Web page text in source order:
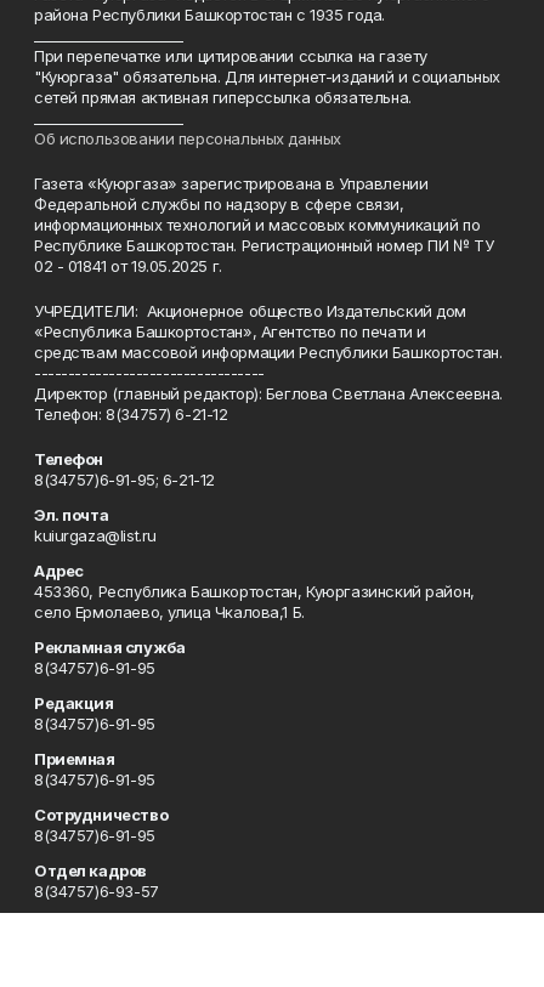
района Республики Башкортостан с 1935 года.
При перепечатке или цитировании ссылка на газету
"Куюргаза" обязательна. Для интернет-изданий и социальных
сетей прямая активная гиперссылка обязательна.
Об использовании персональных данных
Газета «Куюргаза» зарегистрирована в Управлении
Федеральной службы по надзору в сфере связи,
информационных технологий и массовых коммуникаций по
Республике Башкортостан. Регистрационный номер ПИ № ТУ
02 - 01841 от 19.05.2025 г.
УЧРЕДИТЕЛИ: Акционерное общество Издательский дом
«Республика Башкортостан», Агентство по печати и
средствам массовой информации Республики Башкортостан.
----------------------------------
Директор (главный редактор): Беглова Светлана Алексеевна.
Телефон: 8(34757) 6-21-12
Телефон
8(34757)6-91-95; 6-21-12
Эл. почта
kuiurgaza@list.ru
Адрес
453360, Республика Башкортостан, Куюргазинский район,
село Ермолаево, улица Чкалова,1 Б.
Рекламная служба
8(34757)6-91-95
Редакция
8(34757)6-91-95
Приемная
8(34757)6-91-95
Сотрудничество
8(34757)6-91-95
Отдел кадров
8(34757)6-93-57